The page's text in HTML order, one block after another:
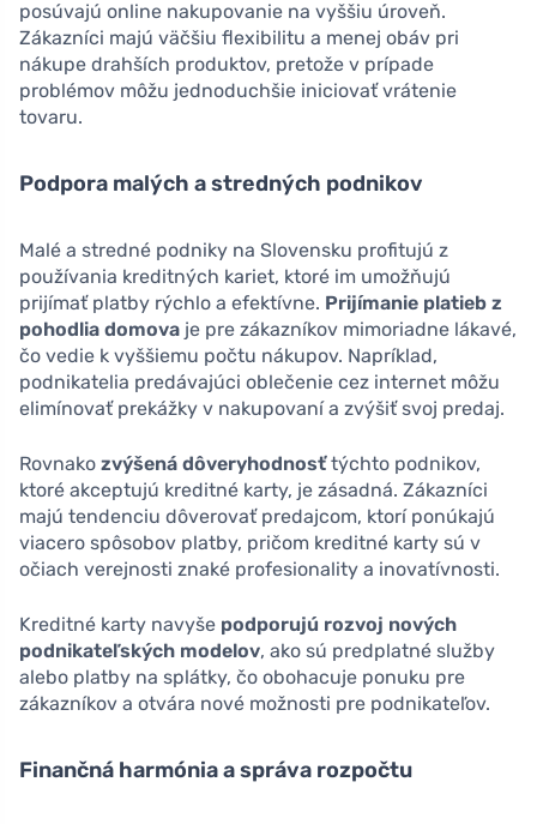
posúvajú online nakupovanie na vyššiu úroveň.
Zákazníci majú väčšiu flexibilitu a menej obáv pri
nákupe drahších produktov, pretože v prípade
problémov môžu jednoduchšie iniciovať vrátenie
tovaru.
Podpora malých a stredných podnikov
Malé a stredné podniky na Slovensku profitujú z
používania kreditných kariet, ktoré im umožňujú
prijímať platby rýchlo a efektívne. Prijímanie platieb z
pohodlia domova je pre zákazníkov mimoriadne lákavé,
čo vedie k vyššiemu počtu nákupov. Napríklad,
podnikatelia predávajúci oblečenie cez internet môžu
elimínovať prekážky v nakupovaní a zvýšiť svoj predaj.
Rovnako zvýšená dôveryhodnosťtýchto podnikov,
ktoré akceptujú kreditné karty, je zásadná. Zákazníci
majú tendenciu dôverovať predajcom, ktorí ponúkajú
viacero spôsobov platby, pričom kreditné karty sú v
očiach verejnosti znaké profesionality a inovatívnosti.
Kreditné karty navyše podporujú rozvoj nových
podnikateľských modelov, ako sú predplatné služby
alebo platby na splátky, čo obohacuje ponuku pre
zákazníkov a otvára nové možnosti pre podnikateľov.
Finančná harmónia a správa rozpočtu